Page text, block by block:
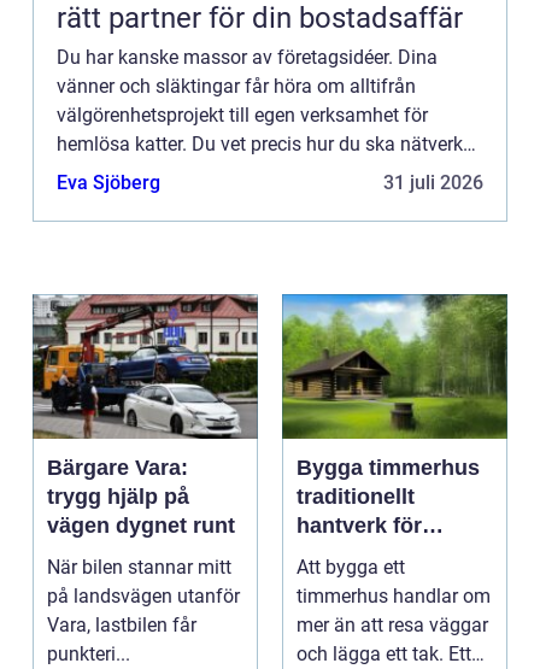
rätt partner för din bostadsaffär
Du har kanske massor av företagsidéer. Dina
vänner och släktingar får höra om alltifrån
välgörenhetsprojekt till egen verksamhet för
hemlösa katter. Du vet precis hur du ska nätverka,
marknadsföra och projektera. Helt plötsligt, en
Eva Sjöberg 31 juli 2026
Bärgare Vara:
trygg hjälp på
vägen dygnet runt
När bilen stannar mitt
på landsvägen utanför
Vara, lastbilen får
punkteri...
Bygga timmerhus
traditionellt
hantverk för
moderna behov
Att bygga ett
timmerhus handlar om
mer än att resa väggar
och lägga ett tak. Ett